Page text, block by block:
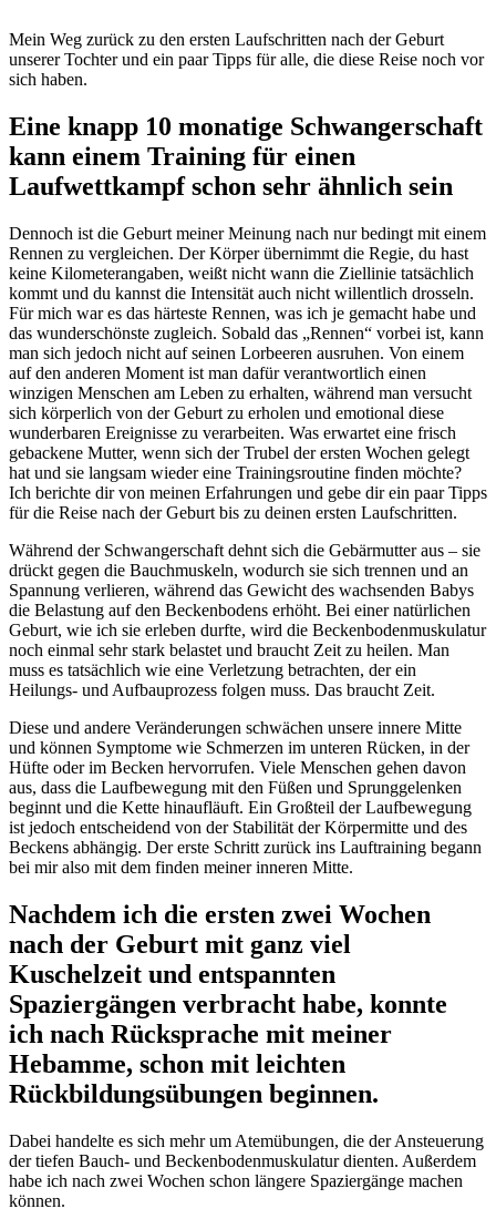
Mein Weg zurück zu den ersten Laufschritten nach der Geburt
unserer Tochter und ein paar Tipps für alle, die diese Reise noch vor
sich haben.
Eine knapp 10 monatige Schwangerschaft
kann einem Training für einen
Laufwettkampf schon sehr ähnlich sein
Dennoch ist die Geburt meiner Meinung nach nur bedingt mit einem
Rennen zu vergleichen. Der Körper übernimmt die Regie, du hast
keine Kilometerangaben, weißt nicht wann die Ziellinie tatsächlich
kommt und du kannst die Intensität auch nicht willentlich drosseln.
Für mich war es das härteste Rennen, was ich je gemacht habe und
das wunderschönste zugleich. Sobald das „Rennen“ vorbei ist, kann
man sich jedoch nicht auf seinen Lorbeeren ausruhen. Von einem
auf den anderen Moment ist man dafür verantwortlich einen
winzigen Menschen am Leben zu erhalten, während man versucht
sich körperlich von der Geburt zu erholen und emotional diese
wunderbaren Ereignisse zu verarbeiten. Was erwartet eine frisch
gebackene Mutter, wenn sich der Trubel der ersten Wochen gelegt
hat und sie langsam wieder eine Trainingsroutine finden möchte?
Ich berichte dir von meinen Erfahrungen und gebe dir ein paar Tipps
für die Reise nach der Geburt bis zu deinen ersten Laufschritten.
Während der Schwangerschaft dehnt sich die Gebärmutter aus – sie
drückt gegen die Bauchmuskeln, wodurch sie sich trennen und an
Spannung verlieren, während das Gewicht des wachsenden Babys
die Belastung auf den Beckenbodens erhöht. Bei einer natürlichen
Geburt, wie ich sie erleben durfte, wird die Beckenbodenmuskulatur
noch einmal sehr stark belastet und braucht Zeit zu heilen. Man
muss es tatsächlich wie eine Verletzung betrachten, der ein
Heilungs- und Aufbauprozess folgen muss. Das braucht Zeit.
Diese und andere Veränderungen schwächen unsere innere Mitte
und können Symptome wie Schmerzen im unteren Rücken, in der
Hüfte oder im Becken hervorrufen. Viele Menschen gehen davon
aus, dass die Laufbewegung mit den Füßen und Sprunggelenken
beginnt und die Kette hinaufläuft. Ein Großteil der Laufbewegung
ist jedoch entscheidend von der Stabilität der Körpermitte und des
Beckens abhängig. Der erste Schritt zurück ins Lauftraining begann
bei mir also mit dem finden meiner inneren Mitte.
Nachdem ich die ersten zwei Wochen
nach der Geburt mit ganz viel
Kuschelzeit und entspannten
Spaziergängen verbracht habe, konnte
ich nach Rücksprache mit meiner
Hebamme, schon mit leichten
Rückbildungsübungen beginnen.
Dabei handelte es sich mehr um Atemübungen, die der Ansteuerung
der tiefen Bauch- und Beckenbodenmuskulatur dienten. Außerdem
habe ich nach zwei Wochen schon längere Spaziergänge machen
können.